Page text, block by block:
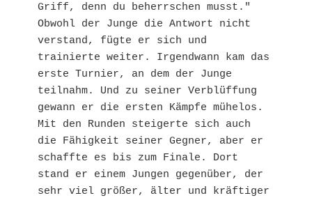
Griff, denn du beherrschen musst."
Obwohl der Junge die Antwort nicht
verstand, fügte er sich und
trainierte weiter. Irgendwann kam das
erste Turnier, an dem der Junge
teilnahm. Und zu seiner Verblüffung
gewann er die ersten Kämpfe mühelos.
Mit den Runden steigerte sich auch
die Fähigkeit seiner Gegner, aber er
schaffte es bis zum Finale. Dort
stand er einem Jungen gegenüber, der
sehr viel größer, älter und kräftiger